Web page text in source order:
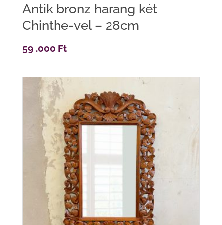
Antik bronz harang két
Chinthe-vel – 28cm
59 .000 Ft